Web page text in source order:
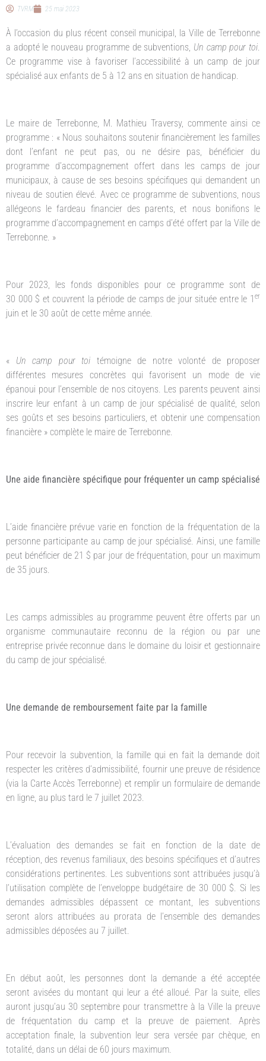
TVRM 25 mai 2023
À l’occasion du plus récent conseil municipal, la Ville de Terrebonne
a adopté le nouveau programme de subventions, Un camp pour toi.
Ce programme vise à favoriser l’accessibilité à un camp de jour
spécialisé aux enfants de 5 à 12 ans en situation de handicap.
Le maire de Terrebonne, M. Mathieu Traversy, commente ainsi ce
programme : « Nous souhaitons soutenir financièrement les familles
dont l’enfant ne peut pas, ou ne désire pas, bénéficier du
programme d’accompagnement offert dans les camps de jour
municipaux, à cause de ses besoins spécifiques qui demandent un
niveau de soutien élevé. Avec ce programme de subventions, nous
allégeons le fardeau financier des parents, et nous bonifions le
programme d’accompagnement en camps d’été offert par la Ville de
Terrebonne. »
Pour 2023, les fonds disponibles pour ce programme sont de
30 000 $ et couvrent la période de camps de jour située entre le 1 er
juin et le 30 août de cette même année.
« Un camp pour toi témoigne de notre volonté de proposer
différentes mesures concrètes qui favorisent un mode de vie
épanoui pour l’ensemble de nos citoyens. Les parents peuvent ainsi
inscrire leur enfant à un camp de jour spécialisé de qualité, selon
ses goûts et ses besoins particuliers, et obtenir une compensation
financière » complète le maire de Terrebonne.
Une aide financière spécifique pour fréquenter un camp spécialisé
L’aide financière prévue varie en fonction de la fréquentation de la
personne participante au camp de jour spécialisé. Ainsi, une famille
peut bénéficier de 21 $ par jour de fréquentation, pour un maximum
de 35 jours.
Les camps admissibles au programme peuvent être offerts par un
organisme communautaire reconnu de la région ou par une
entreprise privée reconnue dans le domaine du loisir et gestionnaire
du camp de jour spécialisé.
Une demande de remboursement faite par la famille
Pour recevoir la subvention, la famille qui en fait la demande doit
respecter les critères d’admissibilité, fournir une preuve de résidence
(via la Carte Accès Terrebonne) et remplir un formulaire de demande
en ligne, au plus tard le 7 juillet 2023.
L’évaluation des demandes se fait en fonction de la date de
réception, des revenus familiaux, des besoins spécifiques et d’autres
considérations pertinentes. Les subventions sont attribuées jusqu’à
l’utilisation complète de l’enveloppe budgétaire de 30 000 $. Si les
demandes admissibles dépassent ce montant, les subventions
seront alors attribuées au prorata de l’ensemble des demandes
admissibles déposées au 7 juillet.
En début août, les personnes dont la demande a été acceptée
seront avisées du montant qui leur a été alloué. Par la suite, elles
auront jusqu’au 30 septembre pour transmettre à la Ville la preuve
de fréquentation du camp et la preuve de paiement. Après
acceptation finale, la subvention leur sera versée par chèque, en
totalité, dans un délai de 60 jours maximum.